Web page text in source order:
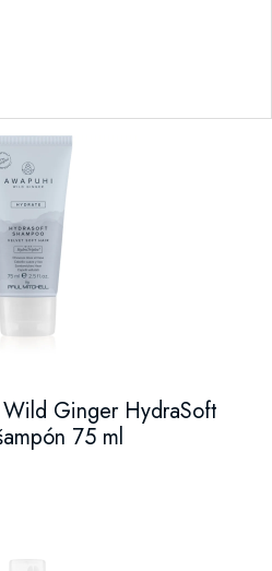
Ginger HydraSoft
75 ml